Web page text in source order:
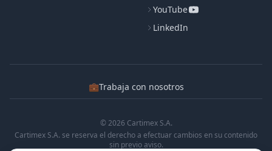
YouTube
LinkedIn
💼Trabaja con nosotros
© 2026 Cartimex S.A.
Cartimex S.A. se reserva el derecho a efectuar cambios en su contenido
sin previo aviso.